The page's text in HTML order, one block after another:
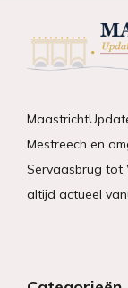
Mestreech en
Servaasbrug tot
altijd actueel